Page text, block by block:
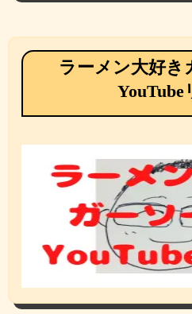
ラーメン大好き
YouTube